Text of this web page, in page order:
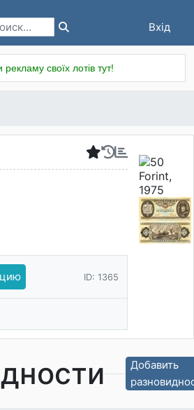
Вхід
рекламу своїх лотів тут!
ID: 1365
Добавить